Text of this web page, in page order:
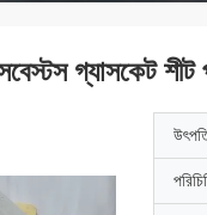
গ্যাসকেট শীট